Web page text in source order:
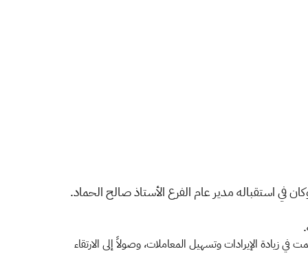
في استقباله مدير عام الفرع الأستاذ صالح الحماد.
زيادة الإيرادات وتسهيل المعاملات، وصولاً إلى الارتقاء